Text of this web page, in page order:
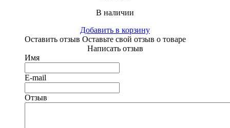
В наличии
Добавить в корзину
Оставить отзыв Оставьте свой отзыв о товаре
Написать отзыв
Имя
E-mail
Отзыв